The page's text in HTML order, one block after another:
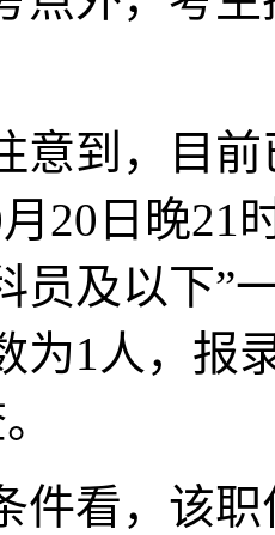
意到，目
20日晚21
员及以下”
为1人，报
看，该职